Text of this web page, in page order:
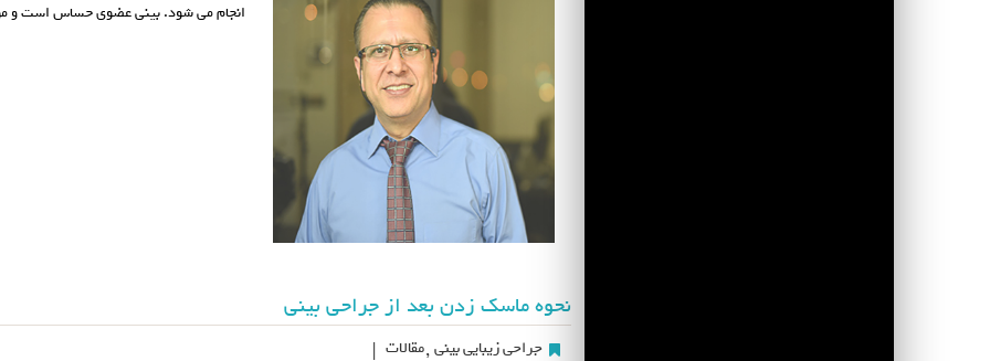
انجام می شود. بینی عضوی حساس است و
نحوه ماسک زدن بعد از جراحی بینی
جراحی زیبایی بینی ,مقالات |